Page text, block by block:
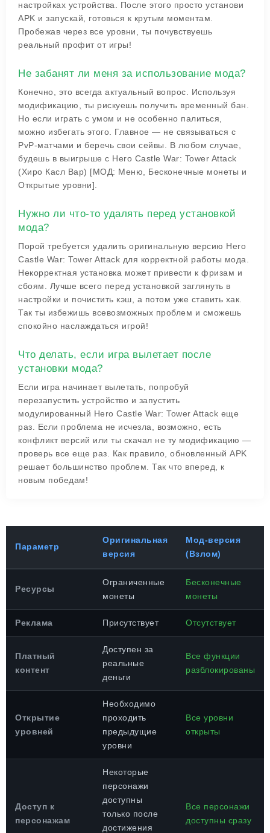
настройках устройства. После этого просто установи
APK и запускай, готовься к крутым моментам.
Пробежав через все уровни, ты почувствуешь
реальный профит от игры!
Не забанят ли меня за использование мода?
Конечно, это всегда актуальный вопрос. Используя
модификацию, ты рискуешь получить временный бан.
Но если играть с умом и не особенно палиться,
можно избегать этого. Главное — не связываться с
PvP-матчами и беречь свои сейвы. В любом случае,
будешь в выигрыше с Hero Castle War: Tower Attack
(Хиро Касл Вар) [МОД: Меню, Бесконечные монеты и
Открытые уровни].
Нужно ли что-то удалять перед установкой
мода?
Порой требуется удалить оригинальную версию Hero
Castle War: Tower Attack для корректной работы мода.
Некорректная установка может привести к фризам и
сбоям. Лучше всего перед установкой заглянуть в
настройки и почистить кэш, а потом уже ставить хак.
Так ты избежишь всевозможных проблем и сможешь
спокойно наслаждаться игрой!
Что делать, если игра вылетает после
установки мода?
Если игра начинает вылетать, попробуй
перезапустить устройство и запустить
модулированный Hero Castle War: Tower Attack еще
раз. Если проблема не исчезла, возможно, есть
конфликт версий или ты скачал не ту модификацию —
проверь все еще раз. Как правило, обновленный APK
решает большинство проблем. Так что вперед, к
новым победам!
Параметр
Оригинальная
версия
Мод-версия
(Взлом)
Ресурсы
Ограниченные
монеты
Бесконечные
монеты
Реклама Присутствует Отсутствует
Платный
контент
Доступен за
реальные
деньги
Все функции
разблокированы
Открытие
уровней
Необходимо
проходить
предыдущие
уровни
Все уровни
открыты
Доступ к
персонажам
Некоторые
персонажи
доступны
только после
достижения
Все персонажи
доступны сразу